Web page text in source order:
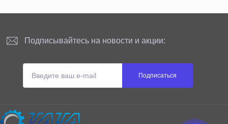
Подписывайтесь на новости и акции:
Подписаться